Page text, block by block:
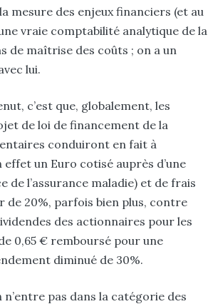
mesure des enjeux financiers (et au
vraie comptabilité analytique de la
de maîtrise des coûts ; on a un
lui.
c’est que, globalement, les
de loi de financement de la
conduiront en fait à
un Euro cotisé auprès d’une
de l’assurance maladie) et de frais
de 20%, parfois bien plus, contre
des actionnaires pour les
0,65 € remboursé pour une
diminué de 30%.
pas dans la catégorie des